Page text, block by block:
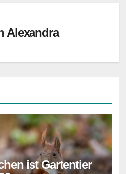
Alexandra
ist Gartentier